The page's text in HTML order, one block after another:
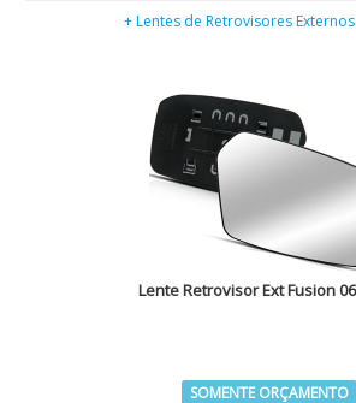
+ Lentes de Retrovisores
Lente Retrovisor Ext Fusion
SOMENTE ORÇAMENTO